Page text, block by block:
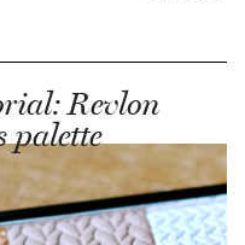
Revlon
palette